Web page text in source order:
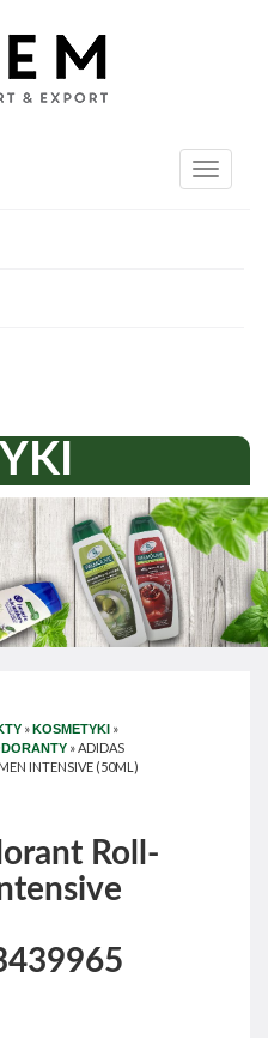
Toggle
»KOSMETYKI »
»ADIDAS
INTENSIVE (50ML)
Roll-